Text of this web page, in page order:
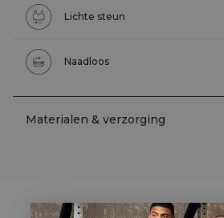
Lichte steun
Naadloos
Materialen & verzorging